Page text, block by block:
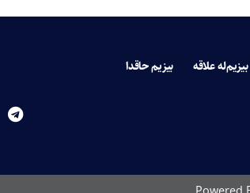
بیزیم‌له علاقه بیزیم حاقدا